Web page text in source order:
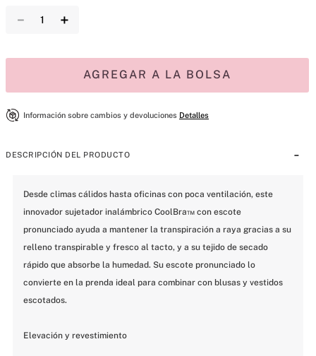
＋
－
AGREGAR A LA BOLSA
Información sobre cambios y devoluciones Detalles
DESCRIPCIÓN DEL PRODUCTO
Desde climas cálidos hasta oficinas con poca ventilación, este
innovador sujetador inalámbrico CoolBra™ con escote
pronunciado ayuda a mantener la transpiración a raya gracias a su
relleno transpirable y fresco al tacto, y a su tejido de secado
rápido que absorbe la humedad. Su escote pronunciado lo
convierte en la prenda ideal para combinar con blusas y vestidos
escotados.
Elevación y revestimiento